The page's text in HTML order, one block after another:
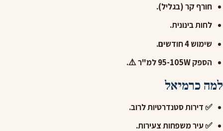
חורף קר (בגליל).
לחות בינונית.
שימוש 4 חודשים.
הספק 95-105W למ"ר ⚠️.
למה כרמיאל
✅ דירות סטנדרטיות לרוב.
✅ עיר משפחות צעירות.